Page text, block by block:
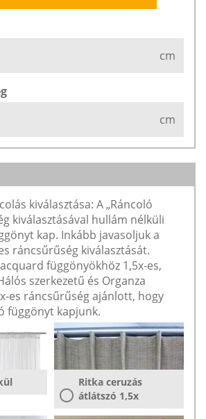
cm
cm
kiválasztása: A „Ráncoló
kiválasztásával hullám nélküli
kap. Inkább javasoljuk a
ráncsűrűség kiválasztását.
függönyökhöz 1,5x-es,
szerkezetű és Organza
es ráncsűrűség ajánlott, hogy
függönyt kapjunk.
Ritka ceruzás
átlátszó 1,5x